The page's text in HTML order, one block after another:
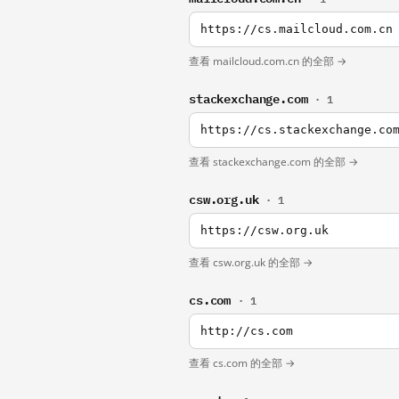
https://cs.mailcloud.com.cn
查看 mailcloud.com.cn 的全部 →
stackexchange.com · 1
https://cs.stackexchange.com
查看 stackexchange.com 的全部 →
csw.org.uk · 1
https://csw.org.uk
查看 csw.org.uk 的全部 →
cs.com · 1
http://cs.com
查看 cs.com 的全部 →